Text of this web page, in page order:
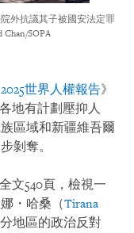
外抗議其子被國安法定罪
Chan/SOPA
2025世界人權報告》
地有計劃壓抑人
區域和新疆維吾爾
剝奪。
文540頁，檢視一
・哈桑（Tirana
地區的政治反對